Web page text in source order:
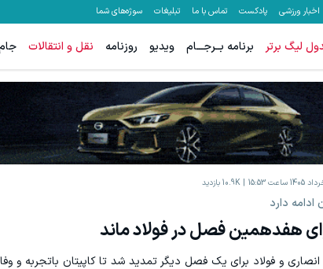
اخبار ورزشی پادکست تماس با ما تبلیغات سوژه‌های شما
لیگ برتر برنامه بــرجـــام ویدیو روزنامه نقل و انتقالات
10.9K بازدید
دارد
هفدهمین فصل در فولاد ماند
انصاری و فولاد برای یک فصل دیگر تمدید شد تا کاپیتان باتجربه و